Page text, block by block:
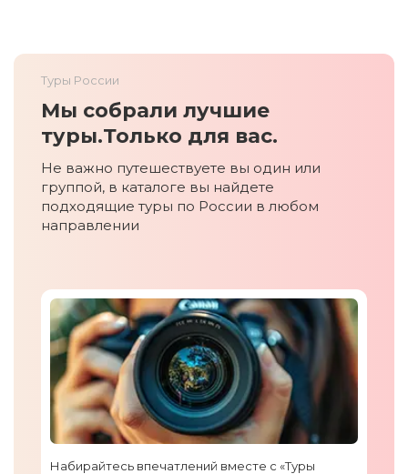
Туры России
Мы собрали лучшие
туры.Только для вас.
Не важно путешествуете вы один или
группой, в каталоге вы найдете
подходящие туры по России в любом
направлении
Набирайтесь впечатлений вместе с «Туры